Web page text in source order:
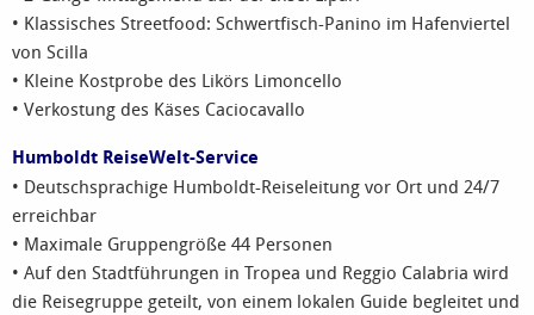
• Klassisches Streetfood: Schwertfisch-Panino im Hafenviertel
von Scilla
• Kleine Kostprobe des Likörs Limoncello
• Verkostung des Käses Caciocavallo
Humboldt ReiseWelt-Service
• Deutschsprachige Humboldt-Reiseleitung vor Ort und 24/7
erreichbar
• Maximale Gruppengröße 44 Personen
• Auf den Stadtführungen in Tropea und Reggio Calabria wird
die Reisegruppe geteilt, von einem lokalen Guide begleitet und